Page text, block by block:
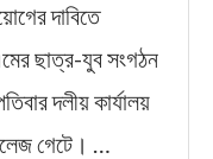
দাবিতে
ছাত্র-যুব সংগঠন
দলীয় কার্যালয়
গেটে। …